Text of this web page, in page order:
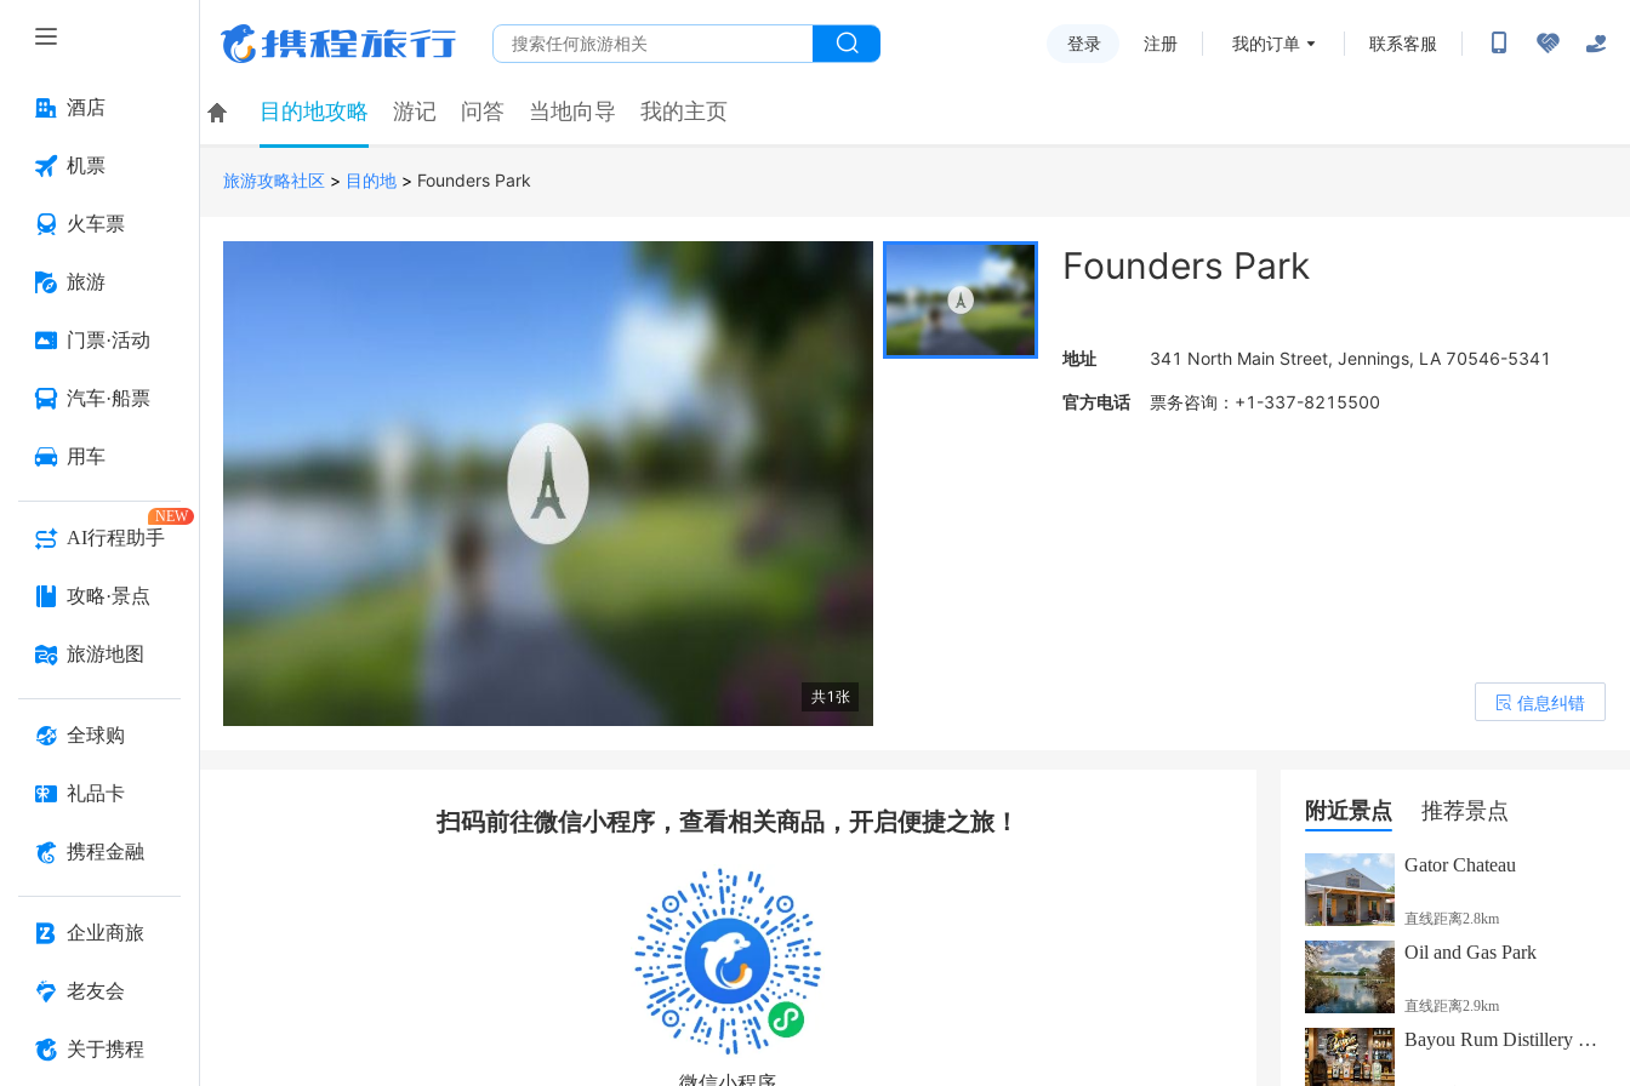
酒店
机票
火车票
旅游
门票·活动
汽车·船票
用车
AI行程助手
NEW
攻略·景点
旅游地图
全球购
礼品卡
携程金融
企业商旅
老友会
关于携程
登录 注册 我的订单 联系客服
目的地攻略 游记 问答 当地向导 我的主页
旅游攻略社区 > 目的地 > Founders Park
共1 张
Founders Park
地址 341 North Main Street, Jennings, LA 70546-5341
官方电话 票务咨询 ： +1-337-8215500
󰎒 信息纠错
扫码前往微信小程序，查看相关商品，开启便捷之旅！ 附近景点 推荐景点
Gator Chateau
直线距离2.8km
Oil and Gas Park
直线距离2.9km
Bayou Rum Distillery & Event Center